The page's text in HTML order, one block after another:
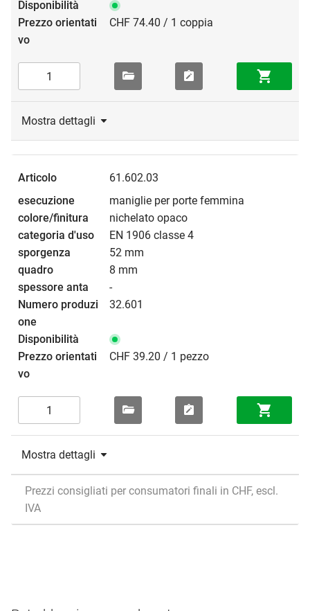
CHF 74.40 / 1 coppia
Mostra dettagli
61.602.03
maniglie per porte femmina
nichelato opaco
EN 1906 classe 4
52 mm
8 mm
-
32.601
CHF 39.20 / 1 pezzo
Mostra dettagli
Prezzi consigliati per consumatori finali in CHF, escl.
IVA